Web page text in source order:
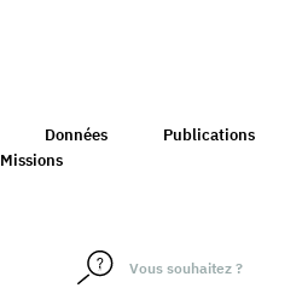
Données
Publications
Missions